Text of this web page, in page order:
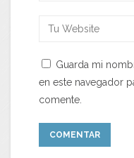
Guarda mi
en este navegador
comente.